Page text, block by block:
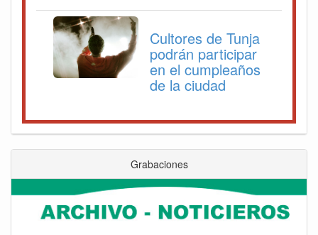
Cultores de Tunja
podrán participar
en el cumpleaños
de la ciudad
Grabaciones